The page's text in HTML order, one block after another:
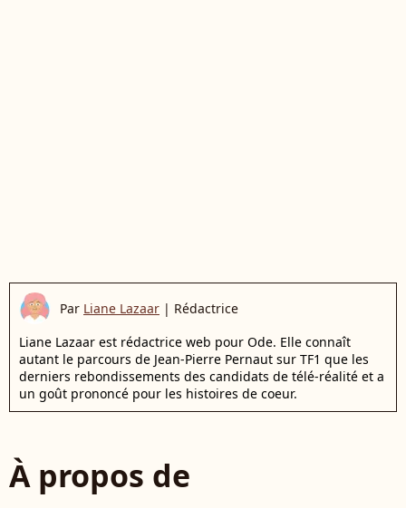
Par Liane Lazaar | Rédactrice
Liane Lazaar est rédactrice web pour Ode. Elle connaît
autant le parcours de Jean-Pierre Pernaut sur TF1 que les
derniers rebondissements des candidats de télé-réalité et a
un goût prononcé pour les histoires de coeur.
À propos de